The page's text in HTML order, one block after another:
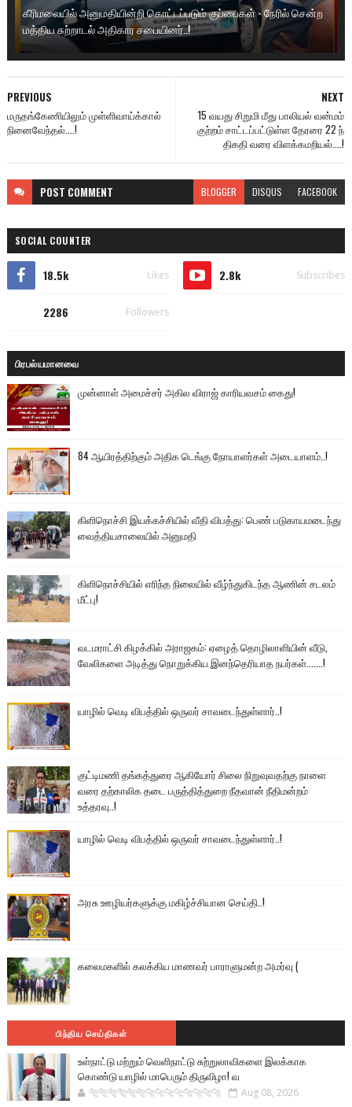
கீரிமலையில் அனுமதியின்றி கொட்டப்படும் குப்பைகள் - நேரில் சென்ற
மத்திய சுற்றாடல் அதிகார சபையினர்..!
NEXT
15 வயது சிறுமி மீது பாலியல் வன்மம்
குற்றம் சாட்டப்பட்டுள்ள தேரரை 22 ந்
திகதி வரை விளக்கமறியல்....!
PREVIOUS
மருதங்கேணியிலும் முள்ளிவாய்க்கால்
நினைவேந்தல்....!
POST COMMENT BLOGGER DISQUS FACEBOOK
SOCIAL COUNTER
18.5k Likes 2.8k Subscribes
2286 Followers
பிரபல்யமானவை
முன்னாள் அமைச்சர் அகில விராஜ் காரியவசம் கைது!
84 ஆயிரத்திற்கும் அதிக டெங்கு நோயாளர்கள் அடையாளம்..!
கிளிநொச்சி இயக்கச்சியில் வீதி விபத்து: பெண் படுகாயமடைந்து
வைத்தியசாலையில் அனுமதி
கிளிநொச்சியில் எரிந்த நிலையில் வீழ்ந்துகிடந்த ஆணின் சடலம்
மீட்பு!
வடமராட்சி கிழக்கில் அராஜகம்: ஏழைத் தொழிலாளியின் வீடு,
வேலிகளை அடித்து நொறுக்கிய இனந்தெரியாத நபர்கள்.......!
யாழில் வெடி விபத்தில் ஒருவர் சாவடைந்துள்ளார்..!
குட்டிமணி தங்கத்துரை ஆகியோர் சிலை நிறுவுவதற்கு நாளை
வரை தற்காலிக தடை பருத்தித்துறை நீதவான் நீதிமன்றம்
உத்தரவு..!
யாழில் வெடி விபத்தில் ஒருவர் சாவடைந்துள்ளார்..!
அரசு ஊழியர்களுக்கு மகிழ்ச்சியான செய்தி..!
கலைமகளில் கலக்கிய மாணவர் பாராளுமன்ற அமர்வு (
பிந்திய செய்திகள்
உள்நாட்டு மற்றும் வெளிநாட்டு சுற்றுலாவிகளை இலக்காக
கொண்டு யாழில் மாபெரும் திருவிழா! வ
🐅🐅🐅🐅🐅🐅🐆🐆🐆🐆🐆🐆🐆🐆 Aug 08, 2026